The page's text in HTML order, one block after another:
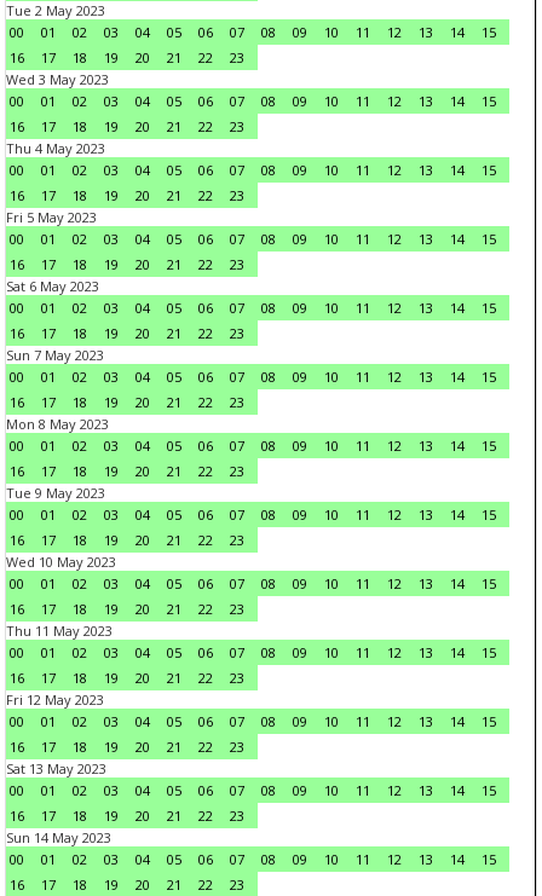
Tue 2 May 2023
00
01 02 03 04 05 06 07 08 09 10 11 12 13 14
15
16
17 18 19 20 21 22
23
Wed 3 May 2023
00
01 02 03 04 05 06 07 08 09 10 11 12 13 14
15
16
17 18 19 20 21 22
23
Thu 4 May 2023
00
01 02 03 04 05 06 07 08 09 10 11 12 13 14
15
16
17 18 19 20 21 22
23
Fri 5 May 2023
00
01 02 03 04 05 06 07 08 09 10 11 12 13 14
15
16
17 18 19 20 21 22
23
Sat 6 May 2023
00
01 02 03 04 05 06 07 08 09 10 11 12 13 14
15
16
17 18 19 20 21 22
23
Sun 7 May 2023
00
01 02 03 04 05 06 07 08 09 10 11 12 13 14
15
16
17 18 19 20 21 22
23
Mon 8 May 2023
00
01 02 03 04 05 06 07 08 09 10 11 12 13 14
15
16
17 18 19 20 21 22
23
Tue 9 May 2023
00
01 02 03 04 05 06 07 08 09 10 11 12 13 14
15
16
17 18 19 20 21 22
23
Wed 10 May 2023
00
01 02 03 04 05 06 07 08 09 10 11 12 13 14
15
16
17 18 19 20 21 22
23
Thu 11 May 2023
00
01 02 03 04 05 06 07 08 09 10 11 12 13 14
15
16
17 18 19 20 21 22
23
Fri 12 May 2023
00
01 02 03 04 05 06 07 08 09 10 11 12 13 14
15
16
17 18 19 20 21 22
23
Sat 13 May 2023
00
01 02 03 04 05 06 07 08 09 10 11 12 13 14
15
16
17 18 19 20 21 22
23
Sun 14 May 2023
00
01 02 03 04 05 06 07 08 09 10 11 12 13 14
15
16
17 18 19 20 21 22 23